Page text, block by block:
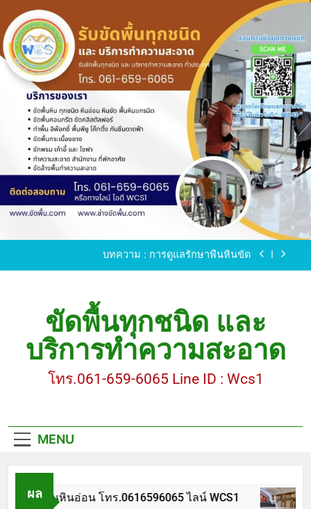
to
content
ขัดพื้นหินขัด อบต.แหลมบัวนครปฐม
ขัดพื้นหินอ่อน โทร.0616596065 ไลน์ WCS1
บทความ : การดูแลรักษาพื้นหินขัด
ขัดพื้นหินขัด อบต.แหลมบัวนครปฐม
ขัดพื้นหินอ่อน โทร.0616596065 ไลน์ WCS1
บทความ : การดูแลรักษาพื้นหินขัด
ขัดพื้นทุกชนิด และ
บริการทำความสะอาด
โทร.061-659-6065 Line ID : Wcs1
MENU
ผล
ขัดพื้นหินอ่อน โทร.0616596065 ไลน์ WCS1